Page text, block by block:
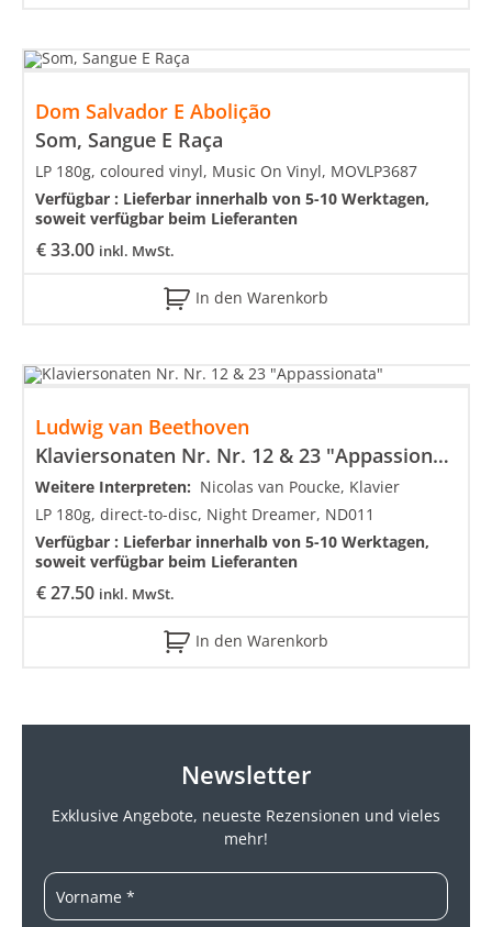
Dom Salvador E Abolição
Som, Sangue E Raça
€33.00 inkl. MwSt.
LP 180g, coloured vinyl, Music On Vinyl, MOVLP3687
Verfügbar : Lieferbar innerhalb von 5-10 Werktagen,
soweit verfügbar beim Lieferanten
In den Warenkorb
Ludwig van Beethoven
Klaviersonaten Nr. Nr. 12 & 23 "Appassionata"
€27.50 inkl. MwSt.
Weitere Interpreten: Nicolas van Poucke, Klavier
LP 180g, direct-to-disc, Night Dreamer, ND011
Verfügbar : Lieferbar innerhalb von 5-10 Werktagen,
soweit verfügbar beim Lieferanten
In den Warenkorb
Newsletter
Exklusive Angebote, neueste Rezensionen und vieles
mehr!